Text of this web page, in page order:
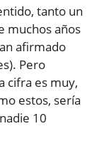
tanto un
muchos años
afirmado
Pero
cifra es muy,
estos, sería
10